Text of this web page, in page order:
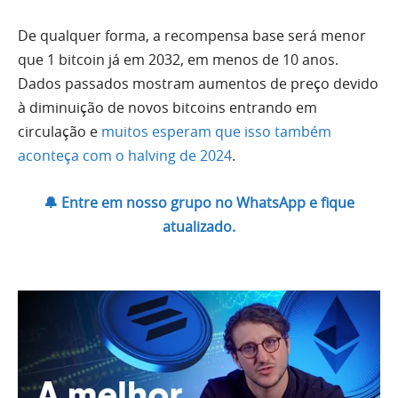
De qualquer forma, a recompensa base será menor
que 1 bitcoin já em 2032, em menos de 10 anos.
Dados passados mostram aumentos de preço devido
à diminuição de novos bitcoins entrando em
circulação e muitos esperam que isso também
aconteça com o halving de 2024.
🔔 Entre em nosso grupo no WhatsApp e fique
atualizado.